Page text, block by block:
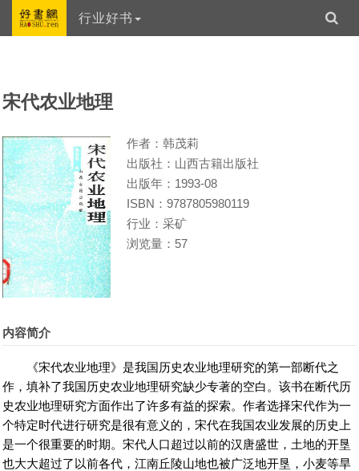
好书网
行业好书
宋代农业地理
作者：韩茂莉
出版社：山西古籍出版社
出版年：1993-08
ISBN：9787805980119
行业：采矿
浏览量：57
内容简介
《宋代农业地理》是我国历史农业地理研究的第一部断代之
作，填补了我国历史农业地理研究缺少专著的空白。该书在断代历
史农业地理研究方面作出了许多有益的探索。作者选择宋代作为一
个特定时代进行研究是很有意义的，宋代在我国农业发展的历史上
是一个很重要的时期。宋代人口超过以前的汉唐盛世，土地的开垦
也大大超过了以前各代，江南丘陵山地也被广泛地开垦，小麦等旱